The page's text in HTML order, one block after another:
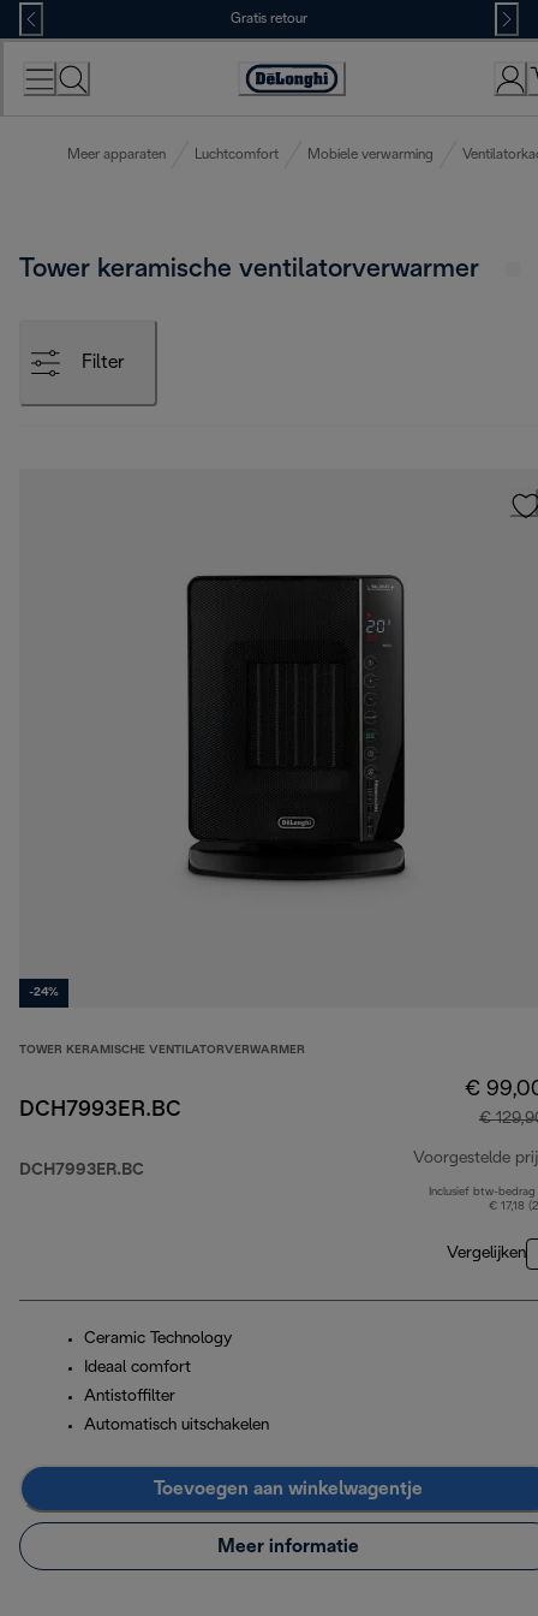
Skip
to
Content
Gratis retour
Accessibility
Meer apparaten Luchtcomfort Mobiele verwarming
Tower keramische ventilatorverwarmer
Filter
-24%
TOWER KERAMISCHE VENTILATORVERWARMER
DCH7993ER.BC
DCH7993ER.BC
€
€
Voorgestelde
Inclusief btw-bedrag
€ 17,18
Vergelijken
Ceramic Technology
Ideaal comfort
Antistoffilter
Automatisch uitschakelen
Toevoegen aan winkelwagentje
Meer informatie